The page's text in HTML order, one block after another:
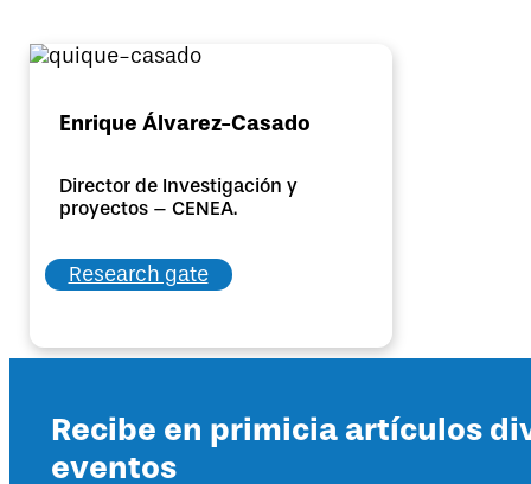
Enrique Álvarez-Casado
Director de Investigación y
proyectos – CENEA.
Research gate
Recibe en primicia artículos
eventos